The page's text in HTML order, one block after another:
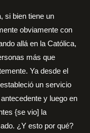
si bien tiene un
obviamente con
allá en la Católica,
más que
Ya desde el
un servicio
y luego en
{se vio] la
¿Y esto por qué?